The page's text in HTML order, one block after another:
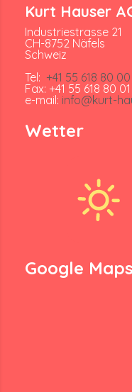
Kurt Hauser
Industriestrasse 21
CH-8752 Näfels
Schweiz
Tel: +41 55 618 80 00
Fax: +41 55 618 80 01
e-mail: info@kurt-
Wetter
Google Maps